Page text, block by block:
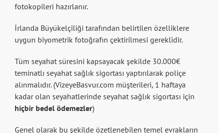
fotokopileri hazırlanır.
İrlanda Büyükelçiliği tarafından belirtilen özelliklere
uygun biyometrik fotoğrafın çektirilmesi gereklidir.
Tüm seyahat süresini kapsayacak şekilde 30.000€
teminatlı seyahat sağlık sigortası yaptırılarak poliçe
alınmalıdır. (VizeyeBasvur.com müşterileri, 1 haftaya
kadar olan seyahatlerinde seyahat sağlık sigortası için
hiçbir bedel ödemezler)
Genel olarak bu şekilde özetlenebilen temel evrakların